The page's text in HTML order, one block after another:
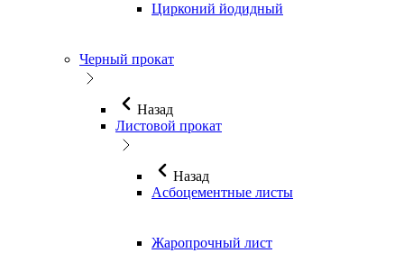
Цирконий йодидный
Черный прокат
Назад
Листовой прокат
Назад
Асбоцементные листы
Жаропрочный лист